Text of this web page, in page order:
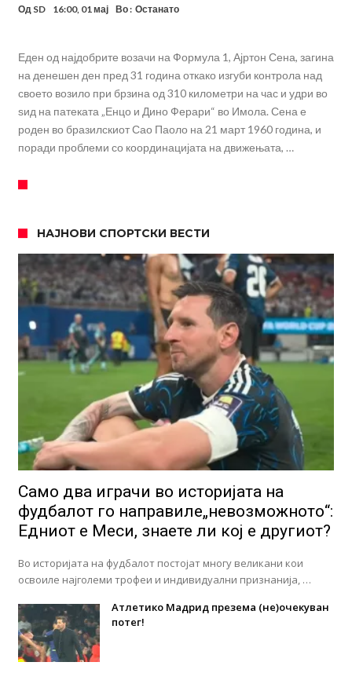
Продаден резервниот голман на Сити за 50 милиони евра
Сврзуваат уште еден англиски репрезентативец со Ливерпул
Од SD 16:00, 01 мај Во : Останато
Еден од најдобрите возачи на Формула 1, Ајртон Сена, загина
на денешен ден пред 31 година откако изгуби контрола над
своето возило при брзина од 310 километри на час и удри во
ѕид на патеката „Енцо и Дино Ферари“ во Имола. Сена е
роден во бразилскиот Сао Паоло на 21 март 1960 година, и
поради проблеми со координацијата на движењата, …
НАЈНОВИ СПОРТСКИ ВЕСТИ
Само два играчи во историјата на
фудбалот го направиле„невозможното“:
Едниот е Меси, знаете ли кој е другиот?
Во историјата на фудбалот постојат многу великани кои
освоиле најголеми трофеи и индивидуални признанија, …
Атлетико Мадрид презема (не)очекуван
потег!